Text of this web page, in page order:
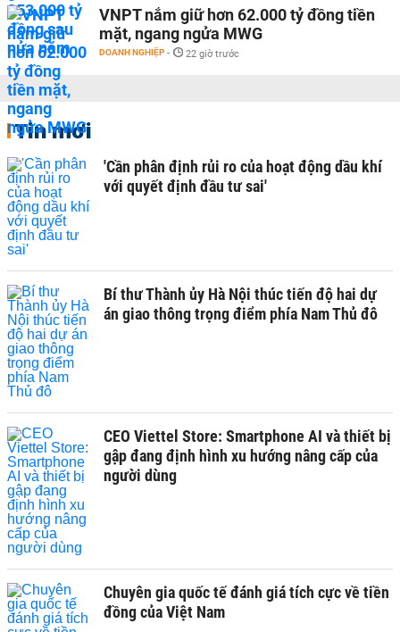
VNPT nắm giữ hơn 62.000 tỷ đồng tiền
mặt, ngang ngửa MWG
DOANH NGHIỆP - 22 giờ trước
Tin mới
'Cần phân định rủi ro của hoạt động dầu khí
với quyết định đầu tư sai'
Bí thư Thành ủy Hà Nội thúc tiến độ hai dự
án giao thông trọng điểm phía Nam Thủ đô
CEO Viettel Store: Smartphone AI và thiết bị
gập đang định hình xu hướng nâng cấp của
người dùng
Chuyên gia quốc tế đánh giá tích cực về tiền
đồng của Việt Nam